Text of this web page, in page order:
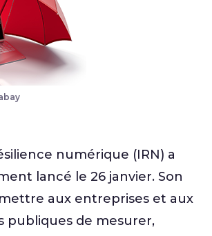
numérique (IRN) a
lancé le 26 janvier. Son
aux entreprises et aux
publiques de mesurer,